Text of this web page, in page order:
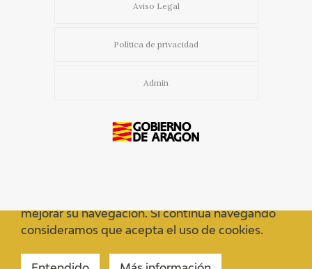
Aviso Legal
Política de privacidad
Admin
mejorar su navegación. Si continua navegando
consideramos que acepta el uso de cookies.